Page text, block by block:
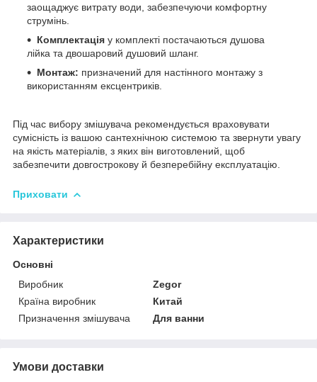
заощаджує витрату води, забезпечуючи комфортну
струмінь.
Комплектація у комплекті постачаються душова
лійка та двошаровий душовий шланг.
Монтаж: призначений для настінного монтажу з
використанням ексцентриків.
Під час вибору змішувача рекомендується враховувати
сумісність із вашою сантехнічною системою та звернути увагу
на якість матеріалів, з яких він виготовлений, щоб
забезпечити довгострокову й безперебійну експлуатацію.
Приховати
Характеристики
Основні
Виробник
Zegor
Країна виробник
Китай
Призначення змішувача
Для ванни
Умови доставки